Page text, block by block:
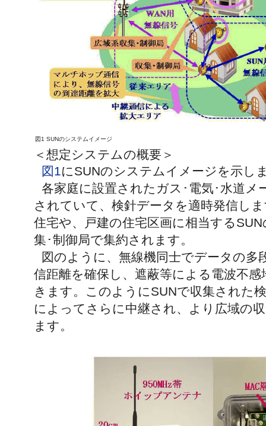
図1 SUNのシステムイメージ
＜想定システムの概要＞
図1にSUNのシステムイメージを示し
各家庭に設置されたガス･電気･水道メ
されていて、検針データを適時発信し
住宅や、戸建の住宅区画に相当する
集･制御局で集約されます。
図のように、無線機同士でデータの多
信距離を確保し、遮蔽等による電波不
きます。このようにSUNで収集された
によってさらに中継され、より広域の
ます。